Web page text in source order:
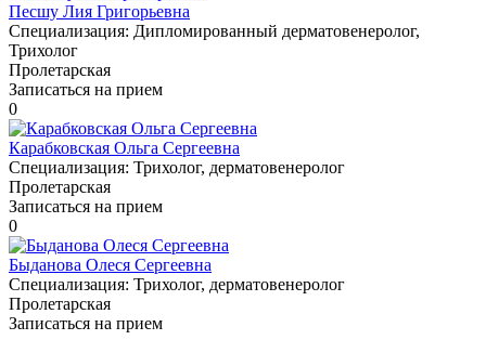
Песшу Лия Григорьевна
Специализация: Дипломированный дерматовенеролог,
Трихолог
Пролетарская
Записаться на прием
0
Карабковская Ольга Сергеевна
Специализация: Трихолог, дерматовенеролог
Пролетарская
Записаться на прием
0
Быданова Олеся Сергеевна
Специализация: Трихолог, дерматовенеролог
Пролетарская
Записаться на прием